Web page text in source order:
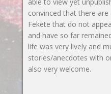
convinced that there
Fekete that do not
and have so far
life was very lively and
stories/anecdotes with
also very welcome.